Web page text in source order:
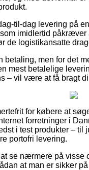
til-dag levering på
imidlertid
de logistikansatte
men for det
mest betalelige
– vil være at få bragt
for købere at
forretninger i
i test produkter –
portofri levering.
se nærmere på visse
at man er sikker